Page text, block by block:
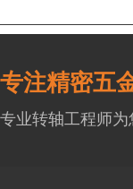
专注精密五
专业转轴工程师